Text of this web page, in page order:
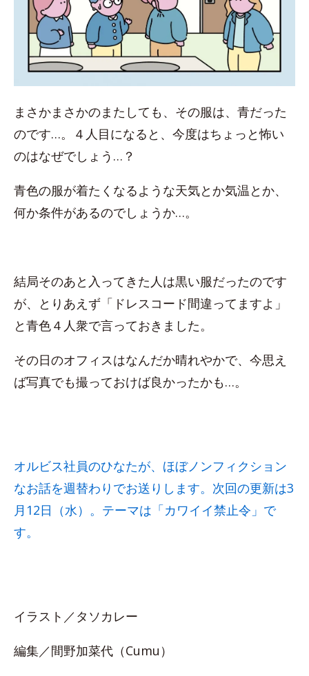
まさかまさかのまたしても、その服は、青だった
のです…。４人目になると、今度はちょっと怖い
のはなぜでしょう…？
青色の服が着たくなるような天気とか気温とか、
何か条件があるのでしょうか…。
結局そのあと入ってきた人は黒い服だったのです
が、とりあえず「ドレスコード間違ってますよ」
と青色４人衆で言っておきました。
その日のオフィスはなんだか晴れやかで、今思え
ば写真でも撮っておけば良かったかも…。
オルビス社員のひなたが、ほぼノンフィクション
なお話を週替わりでお送りします。次回の更新は3
月12日（水）。テーマは「カワイイ禁止令」で
す。
イラスト／タソカレー
編集／間野加菜代（Cumu）